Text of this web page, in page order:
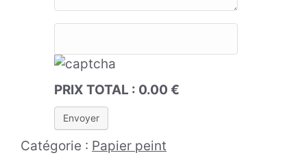
PRIX TOTAL : 0.00 €
Catégorie : Papier peint